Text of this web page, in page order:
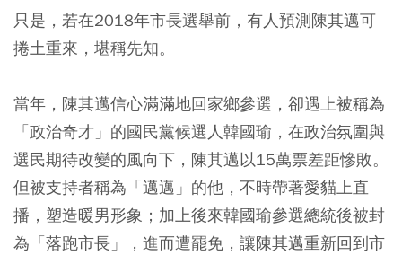
只是，若在2018年市長選舉前，有人預測陳其邁可
捲土重來，堪稱先知。
當年，陳其邁信心滿滿地回家鄉參選，卻遇上被稱為
「政治奇才」的國民黨候選人韓國瑜，在政治氛圍與
選民期待改變的風向下，陳其邁以15萬票差距慘敗。
但被支持者稱為「邁邁」的他，不時帶著愛貓上直
播，塑造暖男形象；加上後來韓國瑜參選總統後被封
為「落跑市長」，進而遭罷免，讓陳其邁重新回到市